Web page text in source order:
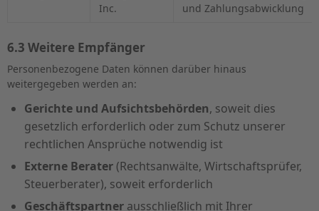
Inc.
und Zahlungsabwicklung
6.3 Weitere Empfänger
Personenbezogene Daten können darüber hinaus
weitergegeben werden an:
Gerichte und Aufsichtsbehörden, soweit dies
gesetzlich erforderlich oder zum Schutz unserer
rechtlichen Ansprüche notwendig ist
Externe Berater (Rechtsanwälte, Wirtschaftsprüfer,
Steuerberater), soweit erforderlich
Geschäftspartner ausschließlich mit Ihrer